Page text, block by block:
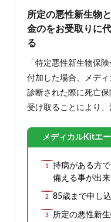
所定の悪性新生物
金のをお受取りに
る
「特定悪性新生物保
付加した場合、メデ
診断された際に死亡
受け取ることにより、
メディカルKitエ
持病がある方
備える事が出
85歳まで申し
所定の悪性新